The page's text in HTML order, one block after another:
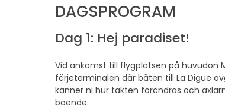
DAGSPROGRAM
Dag 1: Hej paradiset!
Vid ankomst till flygplatsen på huvudön
färjeterminalen där båten till La Digue
känner ni hur takten förändras och
boende.